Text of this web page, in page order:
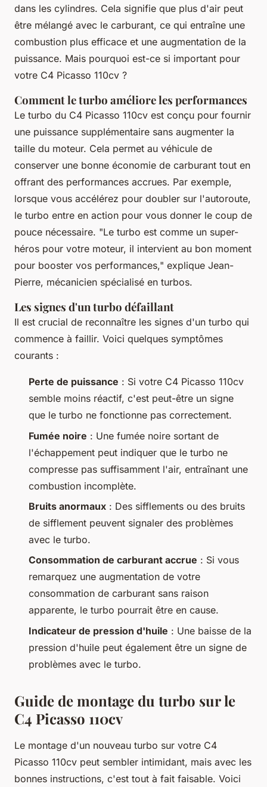
dans les cylindres. Cela signifie que plus d'air peut
être mélangé avec le carburant, ce qui entraîne une
combustion plus efficace et une augmentation de la
puissance. Mais pourquoi est-ce si important pour
votre C4 Picasso 110cv ?
Comment le turbo améliore les performances
Le turbo du C4 Picasso 110cv est conçu pour fournir
une puissance supplémentaire sans augmenter la
taille du moteur. Cela permet au véhicule de
conserver une bonne économie de carburant tout en
offrant des performances accrues. Par exemple,
lorsque vous accélérez pour doubler sur l'autoroute,
le turbo entre en action pour vous donner le coup de
pouce nécessaire. "Le turbo est comme un super-
héros pour votre moteur, il intervient au bon moment
pour booster vos performances," explique Jean-
Pierre, mécanicien spécialisé en turbos.
Les signes d'un turbo défaillant
Il est crucial de reconnaître les signes d'un turbo qui
commence à faillir. Voici quelques symptômes
courants :
Perte de puissance : Si votre C4 Picasso 110cv
semble moins réactif, c'est peut-être un signe
que le turbo ne fonctionne pas correctement.
Fumée noire : Une fumée noire sortant de
l'échappement peut indiquer que le turbo ne
compresse pas suffisamment l'air, entraînant une
combustion incomplète.
Bruits anormaux : Des sifflements ou des bruits
de sifflement peuvent signaler des problèmes
avec le turbo.
Consommation de carburant accrue : Si vous
remarquez une augmentation de votre
consommation de carburant sans raison
apparente, le turbo pourrait être en cause.
Indicateur de pression d'huile : Une baisse de la
pression d'huile peut également être un signe de
problèmes avec le turbo.
Guide de montage du turbo sur le
C4 Picasso 110cv
Le montage d'un nouveau turbo sur votre C4
Picasso 110cv peut sembler intimidant, mais avec les
bonnes instructions, c'est tout à fait faisable. Voici